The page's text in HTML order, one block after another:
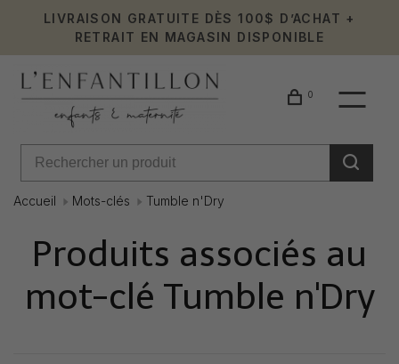
LIVRAISON GRATUITE DÈS 100$ D’ACHAT +
RETRAIT EN MAGASIN DISPONIBLE
0
Accueil Mots-clés Tumble n'Dry
Produits associés au
mot-clé Tumble n'Dry